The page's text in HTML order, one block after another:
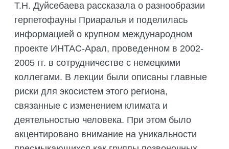
Т.Н. Дуйсебаева рассказала о разнообразии
герпетофауны Приаралья и поделилась
информацией о крупном международном
проекте ИНТАС-Арал, проведенном в 2002-
2005 гг. в сотрудничестве с немецкими
коллегами. В лекции были описаны главные
риски для экосистем этого региона,
связанные с изменением климата и
деятельностью человека. При этом было
акцентировано внимание на уникальности